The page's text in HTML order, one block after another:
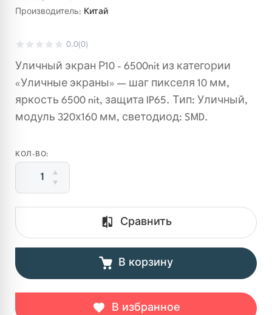
светодиодные экраны
COB экраны
Led
Кафе, бары, ночные клубы
Музеи, выставки
Ситуационные центры, диспетчерские
Производитель: Китай
0.0(0)
Уличный экран Р10 - 6500nit из категории
«Уличные экраны» — шаг пикселя 10 мм,
яркость 6500 nit, защита IP65. Тип: Уличный,
модуль 320х160 мм, светодиод: SMD.
КОЛ-ВО:
Сравнить
В корзину
В избранное